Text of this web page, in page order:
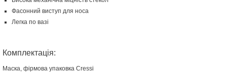
Фасонний виступ для носа
Легка по вазі
Комплектація:
Маска, фірмова упаковка Cressi